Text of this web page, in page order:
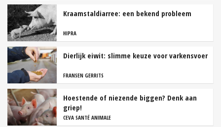
Kraamstaldiarree: een bekend probleem
HIPRA
Dierlijk eiwit: slimme keuze voor varkensvoer
FRANSEN GERRITS
Hoestende of niezende biggen? Denk aan
griep!
CEVA SANTÉ ANIMALE